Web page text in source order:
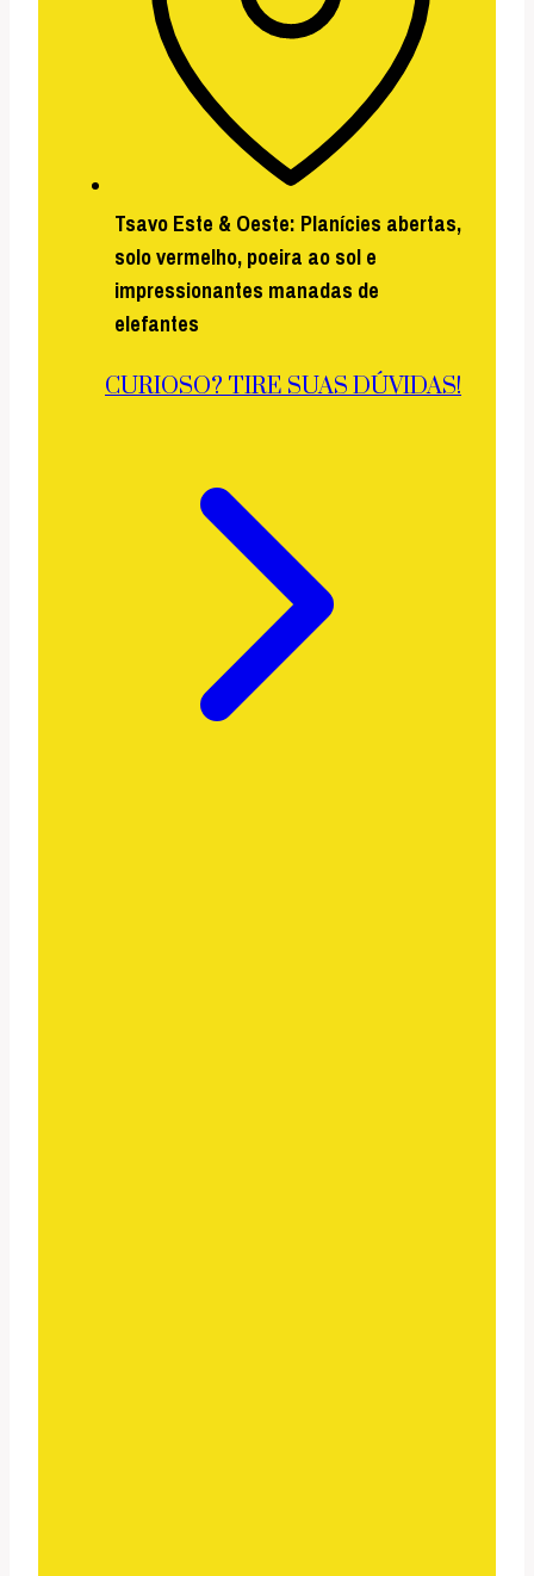
Tsavo Este & Oeste: Planícies abertas,
solo vermelho, poeira ao sol e
impressionantes manadas de
elefantes
CURIOSO? TIRE SUAS DÚVIDAS!